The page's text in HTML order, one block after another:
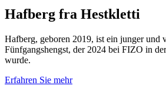
Hafberg fra Hestkletti
Hafberg, geboren 2019, ist ein junger und
Fünfgangshengst, der 2024 bei FIZO in
wurde.
Erfahren Sie mehr